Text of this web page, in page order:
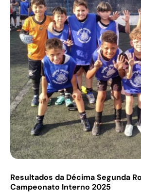
Resultados da Décima Segunda
Campeonato Interno 2025